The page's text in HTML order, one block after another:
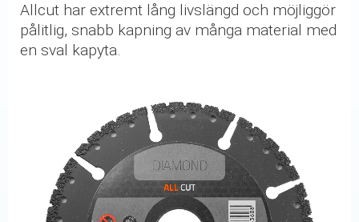
​​​Allcut har extremt lång livslängd och möjliggör
pålitlig, snabb kapning av många material med
en sval kapyta.